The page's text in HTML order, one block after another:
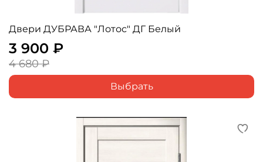
Двери ДУБРАВА "Лотос" ДГ Белый
3 900 ₽
4 680 ₽
Выбрать